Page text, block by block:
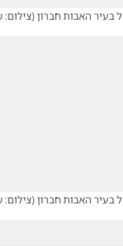
בעיר האבות חברון(צילום:
בעיר האבות חברון(צילום: